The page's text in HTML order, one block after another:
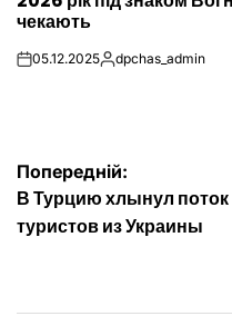
чекають
on05.12.2025Опубліковано
dpchas_admin
Навігація
записів
Попередній:
В Турцию хлынул поток
туристов из Украины